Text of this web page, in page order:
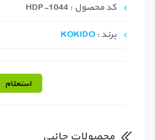
کد محصول : HDP-1044
برند : KOKIDO
استعلام
محصولات جانبی